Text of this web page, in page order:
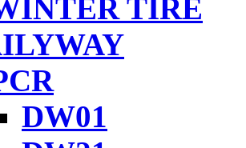
TIRE
DW01